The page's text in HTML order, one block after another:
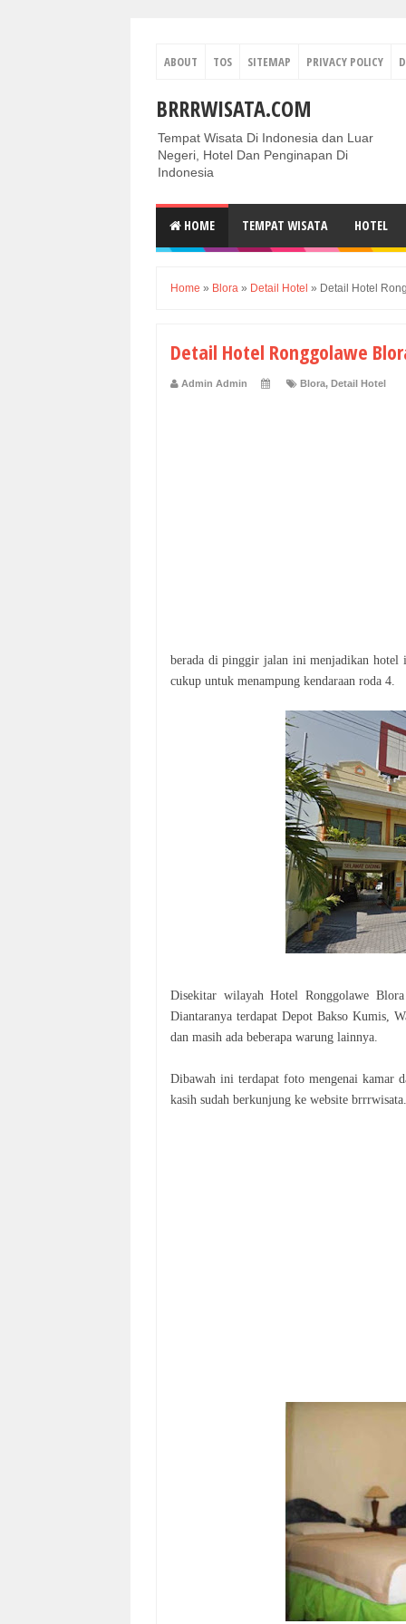
ABOUT TOS SITEMAP PRIVACY POLICY
BRRRWISATA.COM
Tempat Wisata Di Indonesia dan Luar
Negeri, Hotel Dan Penginapan Di
Indonesia
HOME TEMPAT WISATA HOTEL
Home » Blora » Detail Hotel » Detail Hotel
Detail Hotel Ronggolawe
Admin Admin Blora, Detail Hotel
berada di pinggir jalan ini menjadikan hotel
cukup untuk menampung kendaraan roda 4.
Disekitar wilayah Hotel Ronggolawe
Diantaranya terdapat Depot Bakso Kumis,
dan masih ada beberapa warung lainnya.
Dibawah ini terdapat foto mengenai kamar
kasih sudah berkunjung ke website